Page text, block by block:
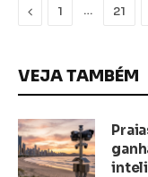
Previous
1 … 21
VEJA TAMBÉM